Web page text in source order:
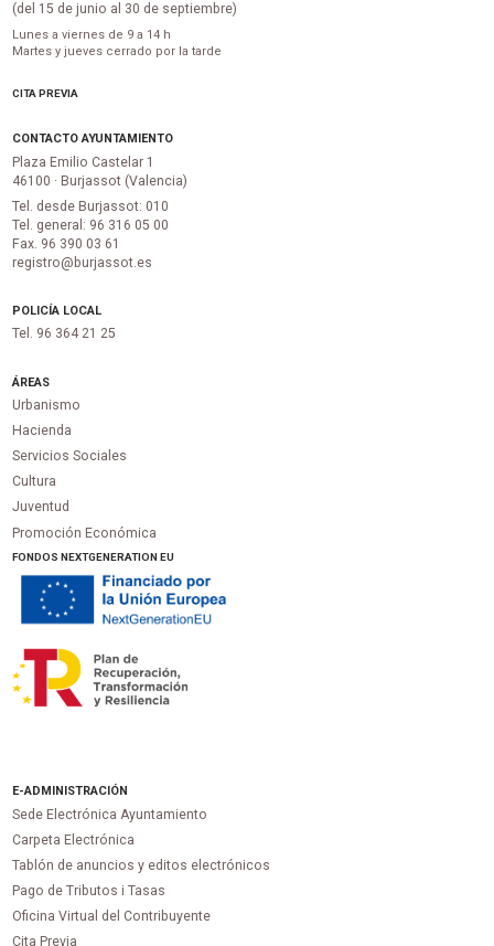
(del 15 de junio al 30 de septiembre)
Lunes a viernes de 9 a 14 h
Martes y jueves cerrado por la tarde
CITA PREVIA
CONTACTO AYUNTAMIENTO
Plaza Emilio Castelar 1
46100 · Burjassot (Valencia)
Tel. desde Burjassot: 010
Tel. general: 96 316 05 00
Fax. 96 390 03 61
registro@burjassot.es
POLICÍA LOCAL
Tel. 96 364 21 25
ÁREAS
Urbanismo
Hacienda
Servicios Sociales
Cultura
Juventud
Promoción Económica
FONDOS NEXTGENERATION EU
E-ADMINISTRACIÓN
Sede Electrónica Ayuntamiento
Carpeta Electrónica
Tablón de anuncios y editos electrónicos
Pago de Tributos i Tasas
Oficina Virtual del Contribuyente
Cita Previa